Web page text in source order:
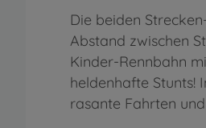
Die beiden
Abstand zwischen
Kinder-Rennbahn
heldenhafte Stunts!
rasante Fahrten